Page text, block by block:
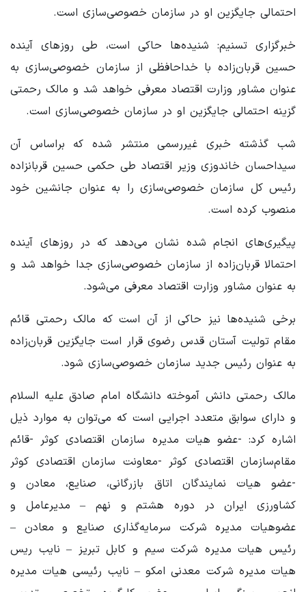
احتمالی جایگزین او در سازمان خصوصی‌سازی است.
خبرگزاری تسنیم: شنیده‌ها حاکی است، طی روزهای آینده
حسین قربان‌زاده با خداحافظی از سازمان خصوصی‌سازی به
عنوان مشاور وزارت اقتصاد معرفی خواهد شد و مالک رحمتی
گزینه احتمالی جایگزین او در سازمان خصوصی‌سازی است.
شب گذشته خبری غیررسمی منتشر شده که براساس آن
سیداحسان خاندوزی وزیر اقتصاد طی حکمی حسین قربانزاده
رئیس کل سازمان خصوصی‌سازی را به عنوان جانشین خود
منصوب کرده است.
پیگیری‌های انجام شده نشان می‌دهد که در روزهای آینده
احتمالا قربان‌زاده از سازمان خصوصی‌سازی جدا خواهد شد و
به عنوان مشاور وزارت اقتصاد معرفی می‌شود.
برخی شنیده‌ها نیز حاکی از آن است که مالک رحمتی قائم
مقام تولیت آستان قدس رضوی قرار است جایگزین قربان‌زاده
به عنوان رئیس جدید سازمان خصوصی‌سازی شود.
مالک رحمتی دانش آموخته دانشگاه امام صادق علیه السلام
و دارای سوابق متعدد اجرایی است که می‌توان به موارد ذیل
اشاره کرد: -عضو هیات مدیره سازمان اقتصادی کوثر -قائم
مقام‌سازمان اقتصادی کوثر -معاونت سازمان اقتصادی کوثر
-عضو هیات نمایندگان اتاق بازرگانی، صنایع، معادن و
کشاورزی ایران در دوره هشتم و نهم – مدیرعامل و
عضوهیات مدیره شرکت سرمایه‌گذاری صنایع و معادن –
رئیس هیات مدیره شرکت سیم و کابل تبریز – نایب ریس
هیات مدیره شرکت معدنی امکو – نایب رئیسی هیات مدیره